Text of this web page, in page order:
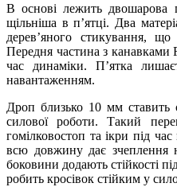
В основі лежить двошарова
щільніша в пʼятці. Два
деревʼяного стикування,
Передня частина з канавками
час динаміки. Пʼятка
навантаженням.
Дроп близько 10 мм ставить
силової роботи. Такий
гомілковостоп та ікри під
всю довжину дає зчеплення
боковини додають стійкості
робить кросівок стійким у